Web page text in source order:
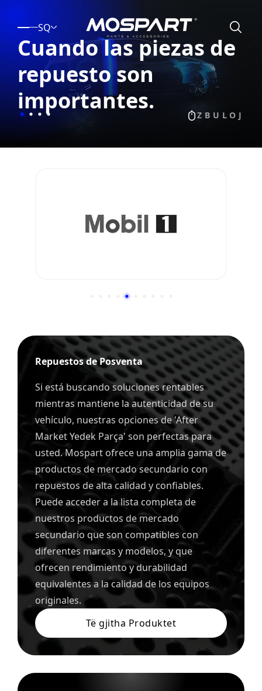
SQ
Cada Pieza, con la
Garantía
de Mospart.
ZBULOJ
Repuestos de Posventa
Si está buscando soluciones rentables
mientras mantiene la autenticidad de su
vehículo, nuestras opciones de 'After
Market Yedek Parça' son perfectas para
usted. Mospart ofrece una amplia gama de
productos de mercado secundario con
repuestos de alta calidad y confiables.
Puede acceder a la lista completa de
nuestros productos de mercado
secundario que son compatibles con
diferentes marcas y modelos, y que
ofrecen rendimiento y durabilidad
equivalentes a la calidad de los equipos
originales.
Të gjitha Produktet